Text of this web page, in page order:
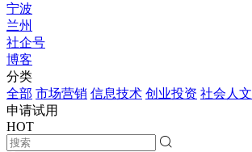
宁波
兰州
社企号
博客
分类
全部 市场营销 信息技术 创业投资 社会人文
申请试用
HOT